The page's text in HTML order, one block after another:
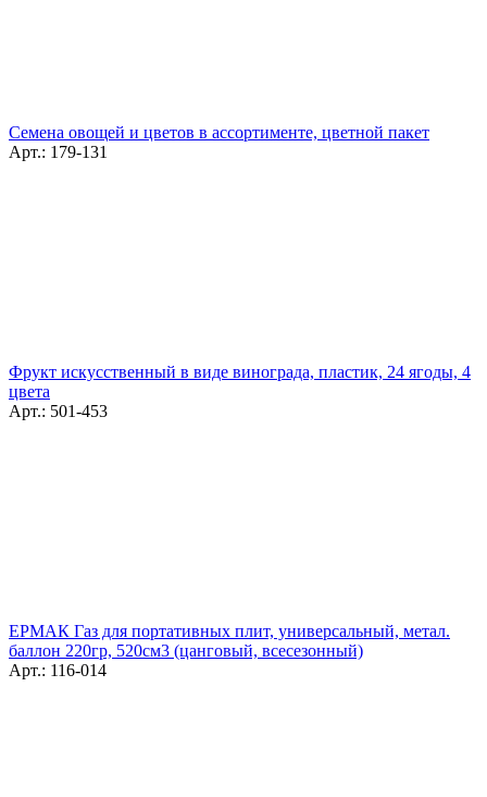
Семена овощей и цветов в ассортименте, цветной пакет
Арт.: 179-131
Фрукт искусственный в виде винограда, пластик, 24 ягоды, 4
цвета
Арт.: 501-453
ЕРМАК Газ для портативных плит, универсальный, метал.
баллон 220гр, 520см3 (цанговый, всесезонный)
Арт.: 116-014